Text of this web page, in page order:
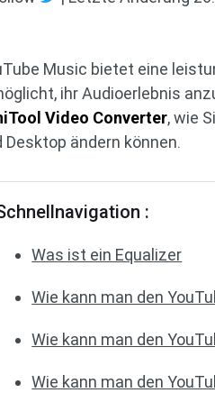
Music bietet eine
ihr Audioerlebnis
Video Converter, wie
Desktop ändern können.
:
Was ist ein Equalizer
Wie kann man den
Wie kann man den
Wie kann man den